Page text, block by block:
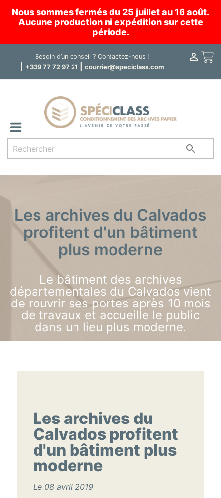
Nous sommes fermés du 25 juillet au 16 août.
Aucune production ni expédition sur cette
période.
Besoin d’un conseil ? Contactez-nous !
+339 77 72 97 21 courrier@speciclass.com
 Panier

Les archives du Calvados
profitent d'un bâtiment
plus moderne
Le bâtiment des archives
départementales du Calvados vient
de rouvrir ses portes après 10 mois
de travaux et accueille le public
dans un lieu plus moderne.
Les archives du
Calvados profitent
d'un bâtiment plus
moderne
Le 08 avril 2019